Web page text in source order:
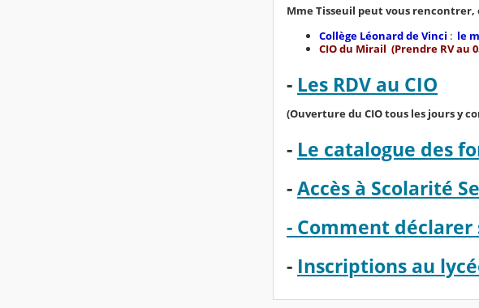
Mme Tisseuil peut vous
Collège Léonard de Vinci : le
CIO du Mirail (Prendre RV au
- Les RDV au CIO
(Ouverture du CIO tous les jours y
- Le catalogue des
-Accès à Scolarité
- Comment déclarer
- Inscriptions au